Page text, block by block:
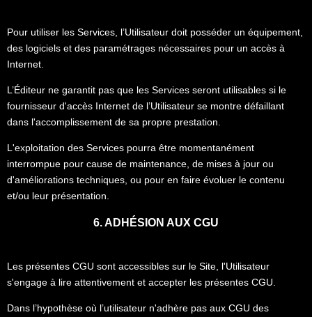
Pour utiliser les Services, l’Utilisateur doit posséder un équipement,
des logiciels et des paramétrages nécessaires pour un accès à
Internet.
L’Éditeur ne garantit pas que les Services seront utilisables si le
fournisseur d'accès Internet de l’Utilisateur se montre défaillant
dans l'accomplissement de sa propre prestation.
L'exploitation des Services pourra être momentanément
interrompue pour cause de maintenance, de mises à jour ou
d'améliorations techniques, ou pour en faire évoluer le contenu
et/ou leur présentation.
6. ADHÉSION AUX CGU
Les présentes CGU sont accessibles sur le Site, l'Utilisateur
s'engage à lire attentivement et accepter les présentes CGU.
Dans l’hypothèse où l’utilisateur n'adhère pas aux CGU des